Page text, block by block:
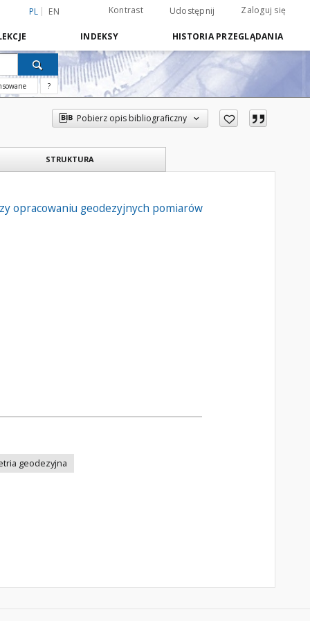
PL EN Kontrast Udostępnij Zaloguj się
INDEKSY HISTORIA PRZEGLĄDANIA
?
Pobierz opis bibliograficzny
STRUKTURA
opracowaniu geodezyjnych pomiarów
geodezyjna